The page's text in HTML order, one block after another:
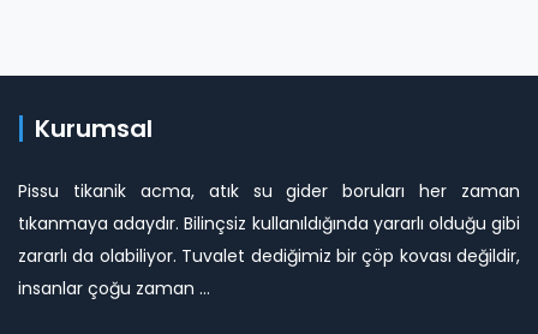
Kurumsal
Pissu tikanik acma, atık su gider boruları her zaman
tıkanmaya adaydır. Bilinçsiz kullanıldığında yararlı olduğu gibi
zararlı da olabiliyor. Tuvalet dediğimiz bir çöp kovası değildir,
insanlar çoğu zaman ...